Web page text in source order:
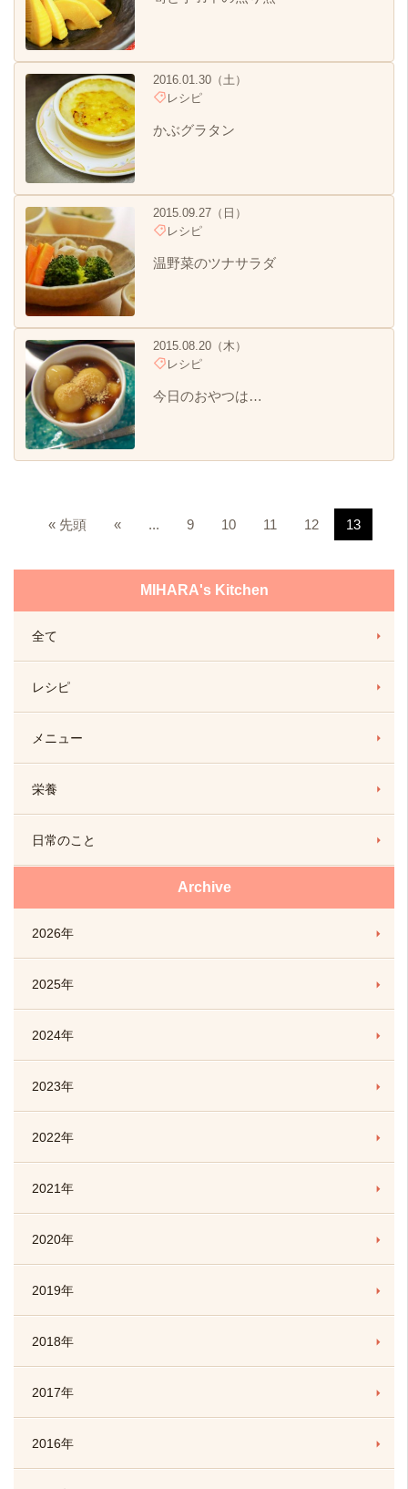
2016.01.30（土）
レシピ
かぶグラタン
2015.09.27（日）
レシピ
温野菜のツナサラダ
2015.08.20（木）
レシピ
今日のおやつは…
« 先頭 « ... 9 10 11 12 13
MIHARA's Kitchen
全て
レシピ
メニュー
栄養
日常のこと
Archive
2026年
2025年
2024年
2023年
2022年
2021年
2020年
2019年
2018年
2017年
2016年